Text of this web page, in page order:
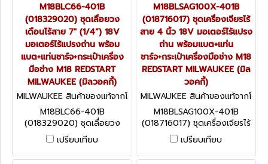
M18BLC66-401B
(018329020) ชุดเลื่อยวง
เดือนไร้สาย 7" (1/4”) 18V
มอเตอร์ไร้แปรงถ่าน พร้อม
แบต+แท่นชาร์จ+กระเป๋าเครื่อง
มือช่าง M18 REDSTART
MILWAUKEE (มิลวอคกี้)
MILWAUKEE สินค้าของแท้จากโ
รงงานผู้ผลิต M18BLC66-401
B (018329020)
M18BLC66-401B
(018329020) ชุดเลื่อยวง
เดือนไร้สาย 7" (1/4”) 18V
มอเตอร์ไร้แปรงถ่าน พร้อม
แบต+แท่นชาร์จ+กระเป๋าเครื่อง
เปรียบเทียบ
M18BLSAG100X-401B
(018716017) ชุดเครื่องเจียรไร้
สาย 4 นิ้ว 18V มอเตอร์ไร้แปรง
ถ่าน พร้อมแบต+แท่น
ชาร์จ+กระเป๋าเครื่องมือช่าง M18
REDSTART MILWAUKEE (มิล
วอคกี้)
MILWAUKEE สินค้าของแท้จากโ
รงงานผู้ผลิต M18BLSAG100X
-401B (018716017)
M18BLSAG100X-401B
(018716017) ชุดเครื่องเจียรไร้
สาย 4 นิ้ว 18V มอเตอร์ไร้แปรง
ถ่าน พร้อมแบต+แท่น
ชาร์จ+กระเป๋าเครื่องมือช่าง M18
เปรียบเทียบ